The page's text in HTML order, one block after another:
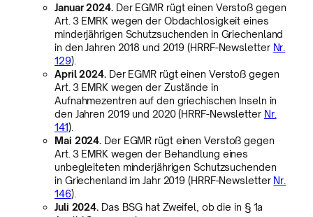
Januar 2024.Der EGMR rügt einen Verstoß gegen
Art. 3 EMRK wegen der Obdachlosigkeit eines
minderjährigen Schutzsuchenden in Griechenland
in den Jahren 2018 und 2019 (HRRF-Newsletter Nr.
129).
April 2024.Der EGMR rügt einen Verstoß gegen
Art. 3 EMRK wegen der Zustände in
Aufnahmezentren auf den griechischen Inseln in
den Jahren 2019 und 2020 (HRRF-Newsletter Nr.
141).
Mai 2024. Der EGMR rügt einen Verstoß gegen
Art. 3 EMRK wegen der Behandlung eines
unbegleiteten minderjährigen Schutzsuchenden
in Griechenland im Jahr 2019 (HRRF-Newsletter Nr.
146).
Juli 2024. Das BSG hat Zweifel, ob die in § 1a